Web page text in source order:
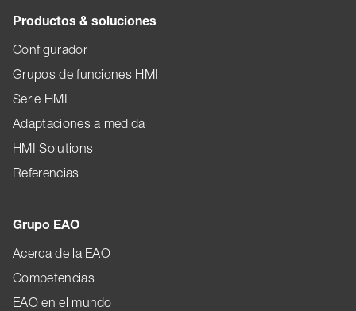
Productos & soluciones
Configurador
Grupos de funciones HMI
Serie HMI
Adaptaciones a medida
HMI Solutions
Referencias
Grupo EAO
Acerca de la EAO
Competencias
EAO en el mundo